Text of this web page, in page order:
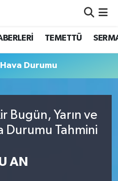
TEMETTÜ
Durumu
Bugün, Yarın ve
Durumu Tahmini
AN